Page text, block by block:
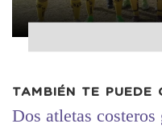
TAMBIÉN TE PUEDE
Dos atletas